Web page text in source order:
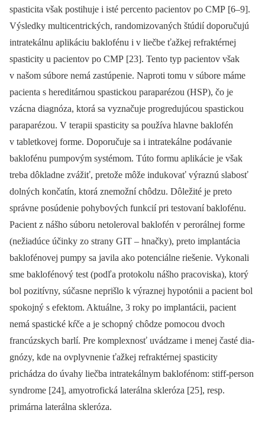
spasticita však postihuje i isté percento pacientov po CMP [6–9].
Výsledky multicentrických, randomizovaných štúdií doporučujú
intratekálnu aplikáciu baklofénu i v liečbe ťažkej refraktérnej
spasticity u pacientov po CMP [23]. Tento typ pacientov však
v našom súbore nemá zastúpenie. Naproti tomu v súbore máme
pacienta s hereditárnou spastickou paraparézou (HSP), čo je
vzácna dia­gnóza, ktorá sa vyznačuje progredujúcou spastickou
paraparézou. V terapii spasticity sa používa hlavne baklofén
v tabletkovej forme. Doporučuje sa i intratekálne podávanie
baklofénu pumpovým systémom. Túto formu aplikácie je však
treba dôkladne zvážiť, pretože môže indukovať výraznú slabosť
dolných končatín, ktorá znemožní chôdzu. Dôležité je preto
správne posúdenie pohybových funkcií pri testovaní baklofénu.
Pacient z nášho súboru netoleroval baklofén v perorálnej forme
(nežiadúce účinky zo strany GIT –⁠ hnačky), preto implantácia
baklofénovej pumpy sa javila ako potenciálne riešenie. Vykonali
sme baklofénový test (podľa protokolu nášho pracoviska), ktorý
bol pozitívny, súčasne neprišlo k výraznej hypotónii a pacient bol
spokojný s efektom. Aktuálne, 3 roky po implantácii, pacient
nemá spastické kŕče a je schopný chôdze pomocou dvoch
francúzskych barlí. Pre komplexnosť uvádzame i menej časté dia­
gnózy, kde na ovplyvnenie ťažkej refraktérnej spasticity
prichádza do úvahy liečba intratekálnym baklofénom: stiff-person
syndrome [24], amyotrofická laterálna skleróza [25], resp.
primárna laterálna skleróza.